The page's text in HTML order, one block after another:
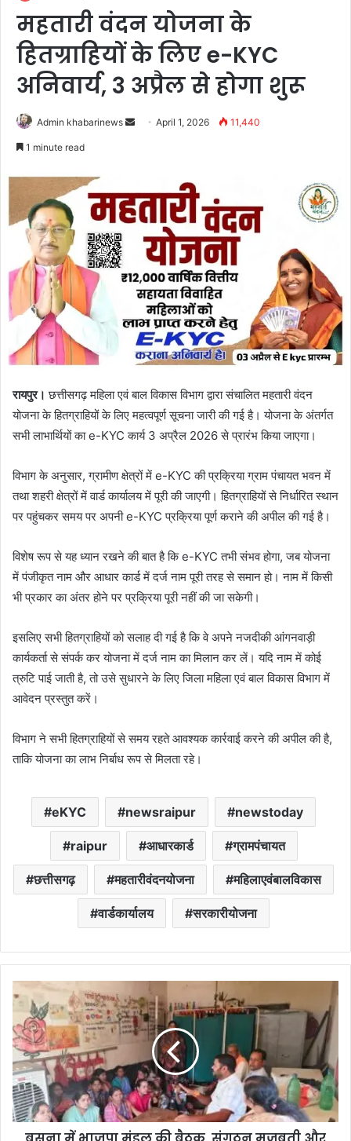
महतारी वंदन योजना के
हितग्राहियों के लिए e-KYC
अनिवार्य, 3 अप्रैल से होगा शुरू
Admin khabarinews
Send April 1, 2026 11,440
1 minute read
रायपुर।छत्तीसगढ़ महिला एवं बाल विकास विभाग द्वारा संचालित महतारी वंदन
योजना के हितग्राहियों के लिए महत्वपूर्ण सूचना जारी की गई है। योजना के अंतर्गत
सभी लाभार्थियों का e-KYC कार्य 3 अप्रैल 2026 से प्रारंभ किया जाएगा।
विभाग के अनुसार, ग्रामीण क्षेत्रों में e-KYC की प्रक्रिया ग्राम पंचायत भवन में
तथा शहरी क्षेत्रों में वार्ड कार्यालय में पूरी की जाएगी। हितग्राहियों से निर्धारित स्थान
पर पहुंचकर समय पर अपनी e-KYC प्रक्रिया पूर्ण कराने की अपील की गई है।
विशेष रूप से यह ध्यान रखने की बात है कि e-KYC तभी संभव होगा, जब योजना
में पंजीकृत नाम और आधार कार्ड में दर्ज नाम पूरी तरह से समान हो। नाम में किसी
भी प्रकार का अंतर होने पर प्रक्रिया पूरी नहीं की जा सकेगी।
इसलिए सभी हितग्राहियों को सलाह दी गई है कि वे अपने नजदीकी आंगनवाड़ी
कार्यकर्ता से संपर्क कर योजना में दर्ज नाम का मिलान कर लें। यदि नाम में कोई
त्रुटि पाई जाती है, तो उसे सुधारने के लिए जिला महिला एवं बाल विकास विभाग में
आवेदन प्रस्तुत करें।
विभाग ने सभी हितग्राहियों से समय रहते आवश्यक कार्रवाई करने की अपील की है,
ताकि योजना का लाभ निर्बाध रूप से मिलता रहे।
eKYC newsraipur newstoday
raipur आधारकार्ड ग्रामपंचायत
छत्तीसगढ़ महतारीवंदनयोजना महिलाएवंबालविकास
वार्डकार्यालय सरकारीयोजना